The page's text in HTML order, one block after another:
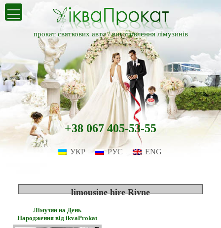
прокат святкових авто /виготовлення лімузинів
+38 067 405-53-55
УКР РУС ENG
limousine hire Rivne
Лімузин на День
Народження від ikvaProkat